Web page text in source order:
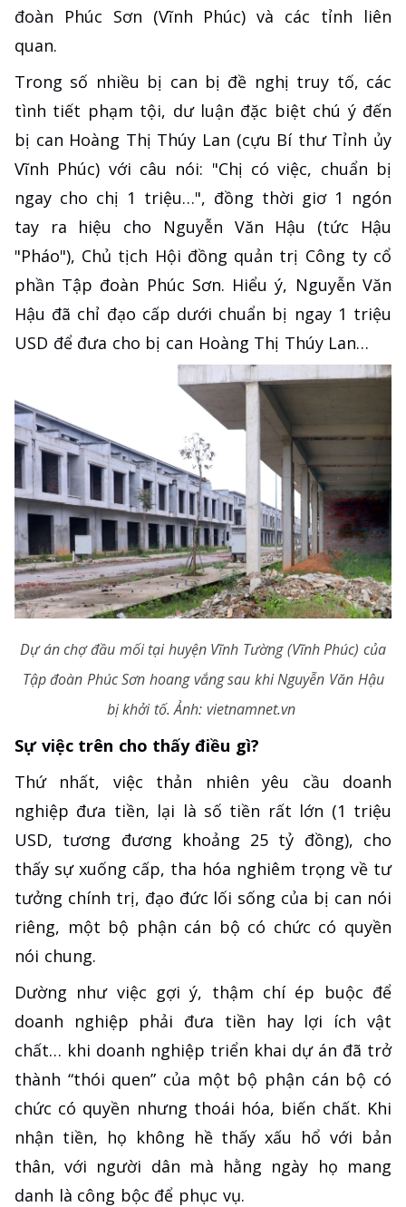
đoàn Phúc Sơn (Vĩnh Phúc) và các tỉnh liên
quan.
Trong số nhiều bị can bị đề nghị truy tố, các
tình tiết phạm tội, dư luận đặc biệt chú ý đến
bị can Hoàng Thị Thúy Lan (cựu Bí thư Tỉnh ủy
Vĩnh Phúc) với câu nói: "Chị có việc, chuẩn bị
ngay cho chị 1 triệu…", đồng thời giơ 1 ngón
tay ra hiệu cho Nguyễn Văn Hậu (tức Hậu
"Pháo"), Chủ tịch Hội đồng quản trị Công ty cổ
phần Tập đoàn Phúc Sơn. Hiểu ý, Nguyễn Văn
Hậu đã chỉ đạo cấp dưới chuẩn bị ngay 1 triệu
USD để đưa cho bị can Hoàng Thị Thúy Lan…
Dự án chợ đầu mối tại huyện Vĩnh Tường (Vĩnh Phúc) của
Tập đoàn Phúc Sơn hoang vắng sau khi Nguyễn Văn Hậu
bị khởi tố. Ảnh: vietnamnet.vn
Sự việc trên cho thấy điều gì?
Thứ nhất, việc thản nhiên yêu cầu doanh
nghiệp đưa tiền, lại là số tiền rất lớn (1 triệu
USD, tương đương khoảng 25 tỷ đồng), cho
thấy sự xuống cấp, tha hóa nghiêm trọng về tư
tưởng chính trị, đạo đức lối sống của bị can nói
riêng, một bộ phận cán bộ có chức có quyền
nói chung.
Dường như việc gợi ý, thậm chí ép buộc để
doanh nghiệp phải đưa tiền hay lợi ích vật
chất… khi doanh nghiệp triển khai dự án đã trở
thành “thói quen” của một bộ phận cán bộ có
chức có quyền nhưng thoái hóa, biến chất. Khi
nhận tiền, họ không hề thấy xấu hổ với bản
thân, với người dân mà hằng ngày họ mang
danh là công bộc để phục vụ.